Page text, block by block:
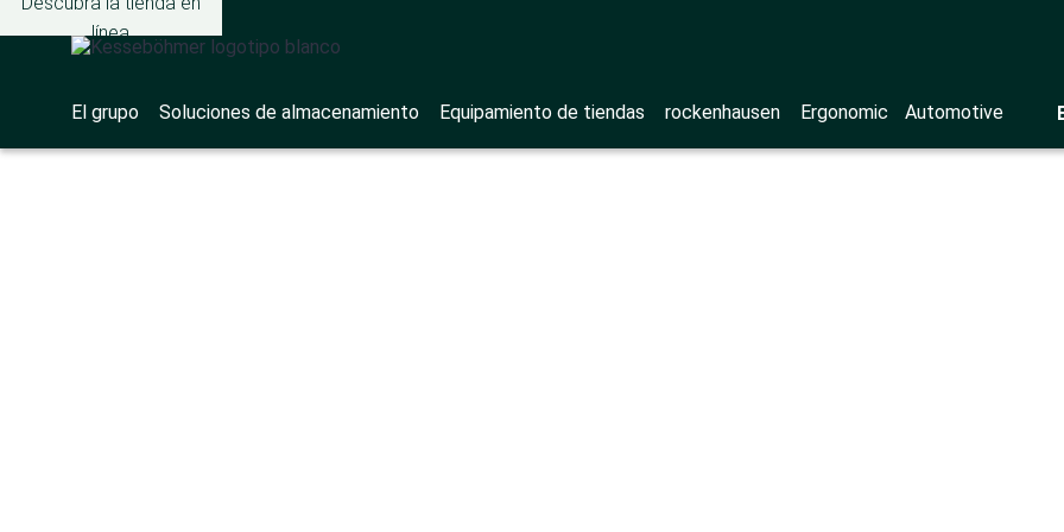
línea
El grupo Soluciones de almacenamiento Equipamiento de tiendas rockenhausen Ergonomic Automotive